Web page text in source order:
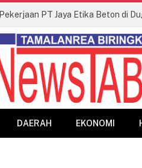
Pekerjaan PT Jaya Etika Beton di
DAERAH EKONOMI